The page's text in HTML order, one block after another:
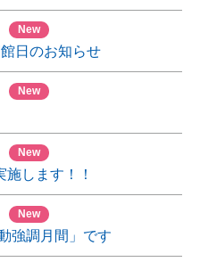
New
日のお知らせ
New
New
します！！
New
強調月間」です